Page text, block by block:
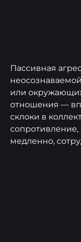
Пассивная
или
отношения —
склоки в
медленно,